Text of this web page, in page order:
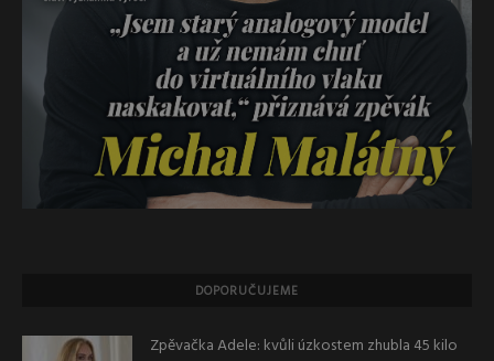
DOPORUČUJEME
Zpěvačka Adele: kvůli úzkostem zhubla 45 kilo